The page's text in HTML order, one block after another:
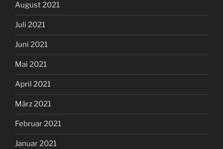
August 2021
Juli 2021
Juni 2021
Mai 2021
April 2021
März 2021
Februar 2021
Januar 2021